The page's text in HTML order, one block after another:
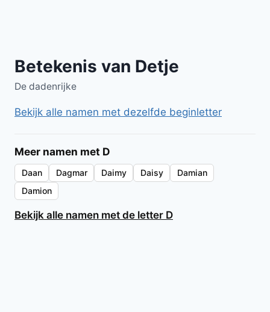
Betekenis van Detje
De dadenrijke
Bekijk alle namen met dezelfde beginletter
Meer namen met D
Daan Dagmar Daimy Daisy
Damian
Damion
Bekijk alle namen met de letter D